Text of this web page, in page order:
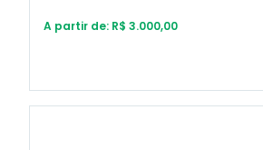
A partir de: R$ 3.000,00